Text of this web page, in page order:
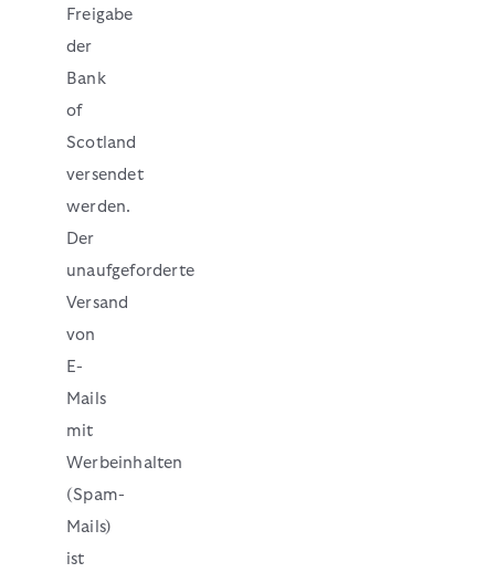
Freigabe
der
Bank
of
Scotland
versendet
werden.
Der
unaufgeforderte
Versand
von
E-
Mails
mit
Werbeinhalten
(Spam-
Mails)
ist